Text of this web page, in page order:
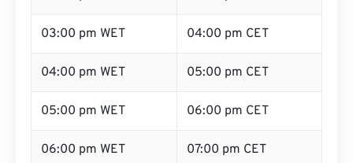
03:00 pm WET 04:00 pm CET
04:00 pm WET 05:00 pm CET
05:00 pm WET 06:00 pm CET
06:00 pm WET 07:00 pm CET